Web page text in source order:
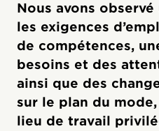
Nous avons
les exigences
de compétences,
besoins et des
ainsi que des
sur le plan du
lieu de travail